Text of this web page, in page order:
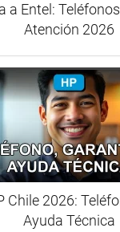
a Entel:
Atención 2026
Chile 2026:
Ayuda Técnica